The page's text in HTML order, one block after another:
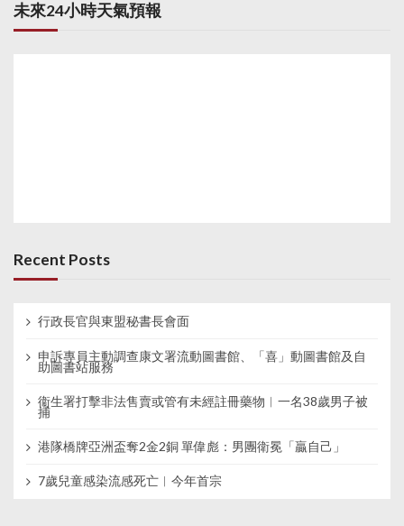
未來24小時天氣預報
Recent Posts
行政長官與東盟秘書長會面
申訴專員主動調查康文署流動圖書館、「喜」動圖書館及自
助圖書站服務
衞生署打擊非法售賣或管有未經註冊藥物︱一名38歲男子被
捕
港隊橋牌亞洲盃奪2金2銅 單偉彪：男團衛冕「贏自己」
7歲兒童感染流感死亡︱今年首宗